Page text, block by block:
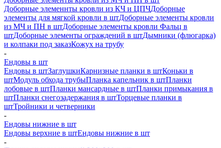
Доборные элеменнты кровли из КЧ и ЦПЧДоборные
элементы для мягкой кровли в штДоборные элементы кровли
из МЧ и ПН в штДоборные элементы кровли Фальц в
штДоборные элементы ограждений в штДымники (флюгарка)
и колпаки под заказКожух на трубу
-
Ендовы в шт
Ендовы в штЗаглушкиКарнизные планки в штКоньки в
штМодуль обхода трубыПланка капельник в штПланки
лобовые в штПланки мансардные в штПланки примыкания в
штПланки снегозадержания в штТорцевые планки в
штТройники и четверники
-
Ендовы нижние в шт
Ендовы верхние в штЕндовы нижние в шт
-